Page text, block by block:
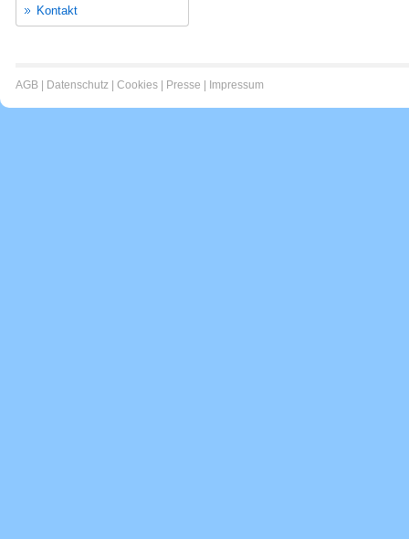
Kontakt
AGB Datenschutz Cookies Presse Impressum